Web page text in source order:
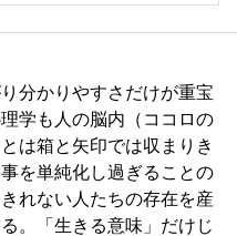
分かりやすさだけが重宝
学も人の脳内（ココロの
は箱と矢印では収まりき
を単純化し過ぎることの
れない人たちの存在を産
。「生きる意味」だけじ